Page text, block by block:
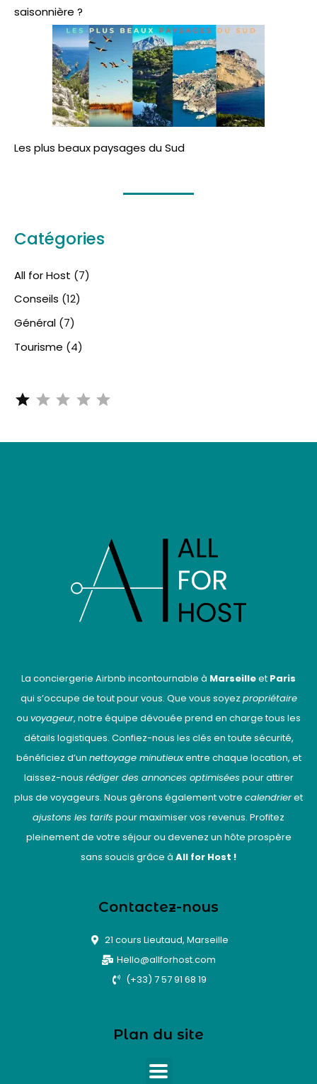
saisonnière ?
Les plus beaux paysages du Sud
Catégories
All for Host (7)
Conseils (12)
Général (7)
Tourisme (4)
La conciergerie Airbnb incontournable à Marseilleet Paris
qui s’occupe de tout pour vous. Que vous soyez propriétaire
ou voyageur, notre équipe dévouée prend en charge tous les
détails logistiques. Confiez-nous les clés en toute sécurité,
bénéficiez d’un nettoyage minutieuxentre chaque location, et
laissez-nous rédiger des annonces optimisées pour attirer
plus de voyageurs. Nous gérons également votre calendrieret
ajustons les tarifs pour maximiser vos revenus. Profitez
pleinement de votre séjour ou devenez un hôte prospère
sans soucis grâce à All for Host !
Contactez-nous
21 cours Lieutaud, Marseille
Hello@allforhost.com
(+33) 7 57 91 68 19
Plan du site